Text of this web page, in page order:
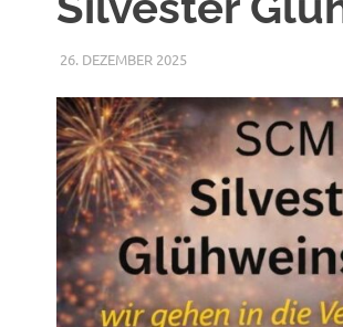
26. DEZEMBER 2025RAPHAEL RIESTERER
ALLGEMEIN